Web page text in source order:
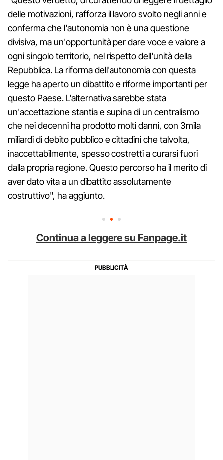
delle motivazioni, rafforza il lavoro svolto negli anni e
conferma che l'autonomia non è una questione
divisiva, ma un'opportunità per dare voce e valore a
ogni singolo territorio, nel rispetto dell'unità della
Repubblica. La riforma dell'autonomia con questa
legge ha aperto un dibattito e riforme importanti per
questo Paese. L'alternativa sarebbe stata
un'accettazione stantia e supina di un centralismo
che nei decenni ha prodotto molti danni, con 3mila
miliardi di debito pubblico e cittadini che talvolta,
inaccettabilmente, spesso costretti a curarsi fuori
dalla propria regione. Questo percorso ha il merito di
aver dato vita a un dibattito assolutamente
costruttivo", ha aggiunto.
Continua a leggere su Fanpage.it